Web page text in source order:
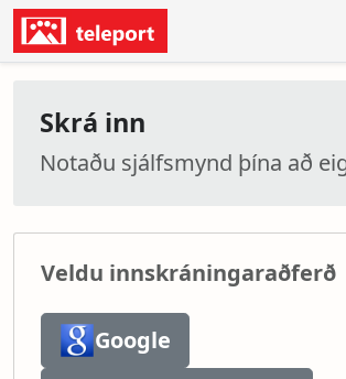
Skrá inn
Notaðu sjálfsmynd þína að
Veldu innskráningaraðferð
Google